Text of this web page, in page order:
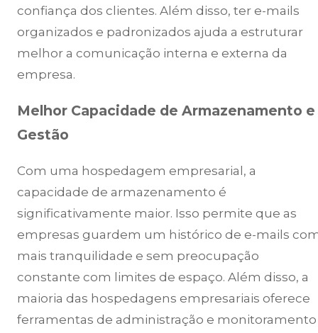
confiança dos clientes. Além disso, ter e-mails
organizados e padronizados ajuda a estruturar
melhor a comunicação interna e externa da
empresa.
Melhor Capacidade de Armazenamento e
Gestão
Com uma hospedagem empresarial, a
capacidade de armazenamento é
significativamente maior. Isso permite que as
empresas guardem um histórico de e-mails
mais tranquilidade e sem preocupação
constante com limites de espaço. Além disso, a
maioria das hospedagens empresariais oferece
ferramentas de administração e monitoramento